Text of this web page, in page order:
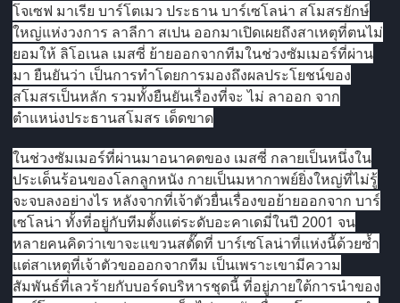
โจเซฟ มาเรีย บาร์โตเมว ประธาน บาร์เซโลน่า สโมสรยักษ์
ใหญ่แห่งวงการ ลาลีกา สเปน ออกมาเปิดเผยถึงสาเหตุที่ตนไม่
ยอมให้ ลิโอเนล เมสซี่ ย้ายออกจากทีมในช่วงซัมเมอร์ที่ผ่าน
มา ยืนยันว่า เป็นการทำโดยการมองถึงผลประโยชน์ของ
สโมสรเป็นหลัก รวมทั้งยืนยันเรื่องที่จะ ไม่ ลาออก จาก
ตำแหน่งประธานสโมสร เด็ดขาด
ในช่วงซัมเมอร์ที่ผ่านมาอนาคตของ เมสซี่ กลายเป็นหนึ่งใน
ประเด็นร้อนของโลกลูกหนัง กายเป็นมหากาพย์ยิ่งใหญ่ที่ไม่รู้
จะจบลงอย่างไร หลังจากที่เจ้าตัวยื่นเรื่องขอย้ายออกจาก บาร์
เซโลน่า ทั้งที่อยู่กับทีมตั้งแต่ระดับอะคาเดมี่ในปี 2001 จน
หลายคนคิดว่าเขาจะแขวนสตั๊ดที่ บาร์เซโลน่าที่แห่งนี้ด้วยซ้ำ
แต่สาเหตุที่เจ้าตัวขอออกจากทีม เป็นเพราะเขามีความ
สัมพันธ์ที่เลวร้ายกับบอร์ดบริหารชุดนี้ ที่อยู่ภายใต้การนำของ